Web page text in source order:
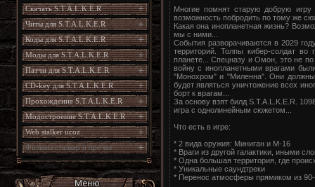
Скачать S.T.A.L.K.E.R
Читы для S.T.A.L.K.E.R
Коды для S.T.A.L.K.E.R
Моды для S.T.A.L.K.E.R
Патчи для S.T.A.L.K.E.R
CD-key для S.T.A.L.K.E.R
Прохождение S.T.A.L.K.E.R
Модостроение S.T.A.L.K.E.R
Web stalker ucoz
Фильмы сталкер и прочее
Многие помнят старую добрую
возможность побродить по тому же
Какая она инопланетная жизнь?
мы с ними...
События разворачиваются в 2029
территорий. Толпы кибер-солдат
планете... Спецназу и Омон, это не
войну с инопланетными врагами
"Монохром" и "Миленна". Они должны
будет являться уничтожение всех
борт к врагам...
За основу взят билд S.T.A.L.K.E.R.
игра с однолинейным сюжетом...
Что есть в игре:
* 2 вида оружия: Миниган и М-16
* Враги из другой галактики, иными
* Одна большая территория, где
* Уникальные саундтреки
* Перенос атмосферы прямиком из